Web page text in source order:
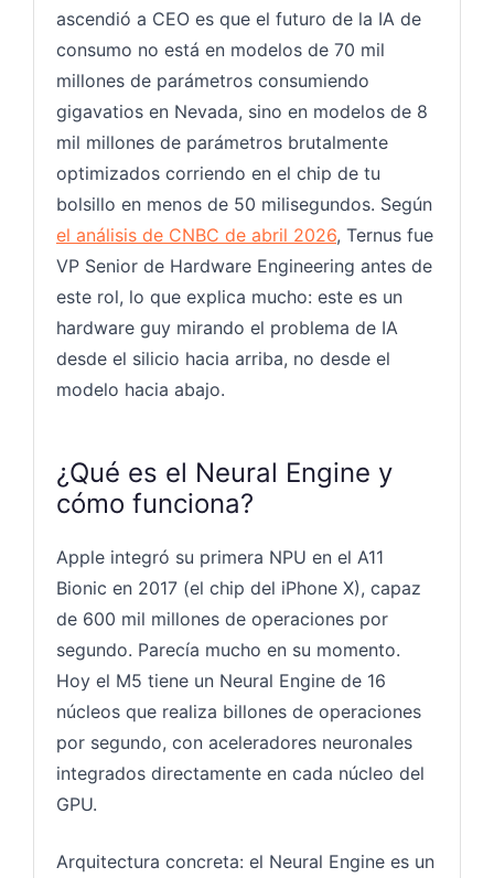
ascendió a CEO es que el futuro de la IA de
consumo no está en modelos de 70 mil
millones de parámetros consumiendo
gigavatios en Nevada, sino en modelos de 8
mil millones de parámetros brutalmente
optimizados corriendo en el chip de tu
bolsillo en menos de 50 milisegundos. Según
el análisis de CNBC de abril 2026, Ternus fue
VP Senior de Hardware Engineering antes de
este rol, lo que explica mucho: este es un
hardware guy mirando el problema de IA
desde el silicio hacia arriba, no desde el
modelo hacia abajo.
¿Qué es el Neural Engine y
cómo funciona?
Apple integró su primera NPU en el A11
Bionic en 2017 (el chip del iPhone X), capaz
de 600 mil millones de operaciones por
segundo. Parecía mucho en su momento.
Hoy el M5 tiene un Neural Engine de 16
núcleos que realiza billones de operaciones
por segundo, con aceleradores neuronales
integrados directamente en cada núcleo del
GPU.
Arquitectura concreta: el Neural Engine es un